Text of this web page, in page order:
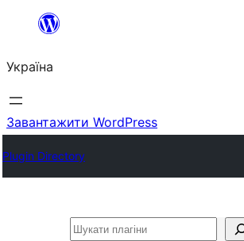
Перейти
вмісту
Україна
Завантажити WordPress
Plugin Directory
Пошук